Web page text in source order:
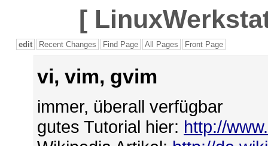
[
edit Recent Changes Find Page All Pages Front Page
vi, vim, gvim
immer, überall verfügbar
gutes Tutorial hier: http://